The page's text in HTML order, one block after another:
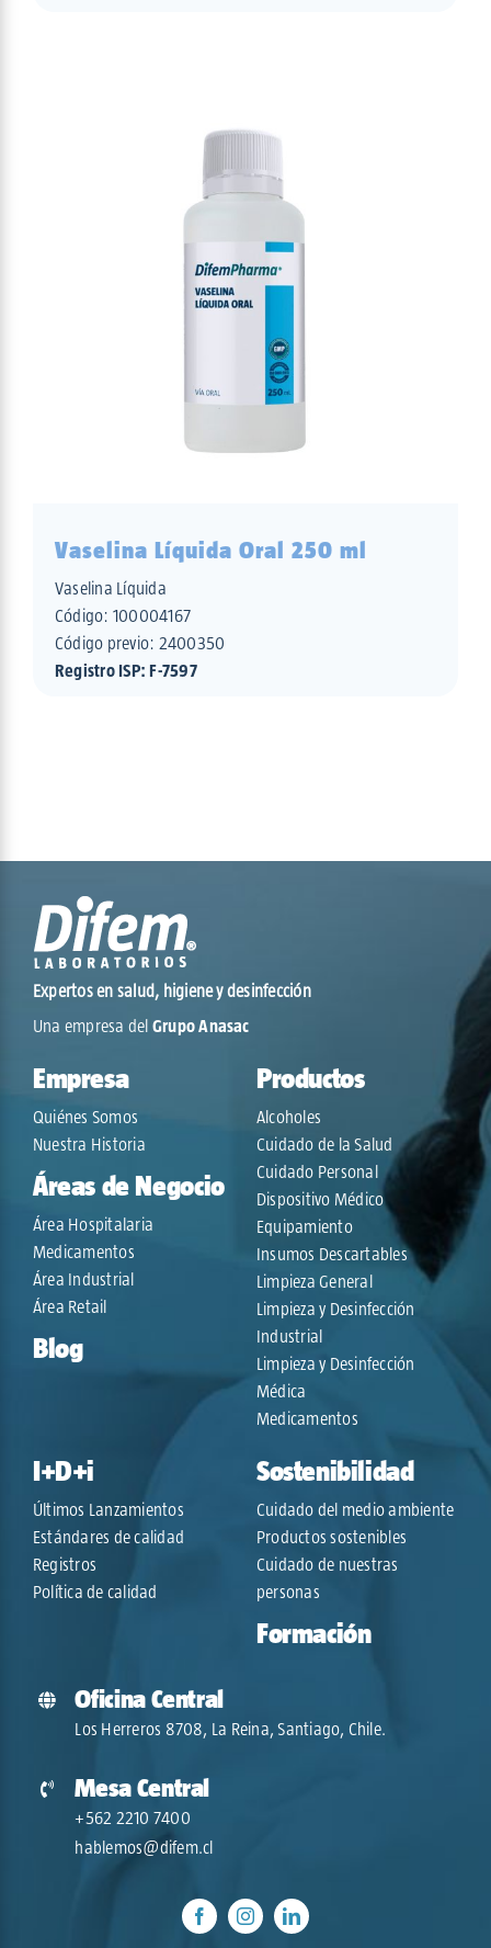
Vaselina Líquida Oral 250 ml
Vaselina Líquida
Código: 100004167
Código previo: 2400350
Registro ISP: F-7597
Expertos en salud, higiene y desinfección
Una empresa del Grupo Anasac
Empresa
Quiénes Somos
Nuestra Historia
Áreas de Negocio
Área Hospitalaria
Medicamentos
Área Industrial
Área Retail
Blog
Productos
Alcoholes
Cuidado de la Salud
Cuidado Personal
Dispositivo Médico
Equipamiento
Insumos Descartables
Limpieza General
Limpieza y Desinfección
Industrial
Limpieza y Desinfección
Médica
Medicamentos
I+D+i
Últimos Lanzamientos
Estándares de calidad
Registros
Política de calidad
Sostenibilidad
Cuidado del medio ambiente
Productos sostenibles
Cuidado de nuestras
personas
Formación
Oficina Central
Los Herreros 8708, La Reina, Santiago, Chile.
Mesa Central
+562 2210 7400
hablemos@difem.cl